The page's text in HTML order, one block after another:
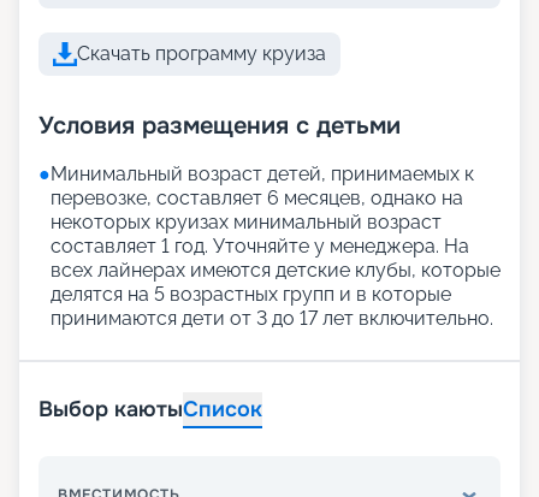
Скачать программу круиза
Условия размещения с детьми
●Минимальный возраст детей, принимаемых к
перевозке, составляет 6 месяцев, однако на
некоторых круизах минимальный возраст
составляет 1 год. Уточняйте у менеджера. На
всех лайнерах имеются детские клубы, которые
делятся на 5 возрастных групп и в которые
принимаются дети от 3 до 17 лет включительно.
Выбор каютыСписок